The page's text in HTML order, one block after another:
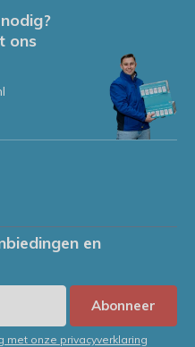
ons
en
Abonneer
met onze privacyverklaring